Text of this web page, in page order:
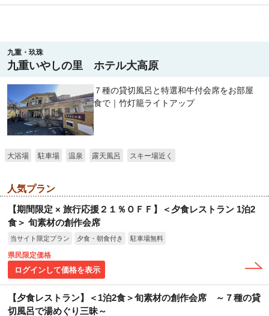
九重・玖珠
九重いやしの里 ホテル大高原
７種の貸切風呂と特選和牛付会席をお部屋
食で｜竹灯籠ライトアップ
大浴場 駐車場 温泉 露天風呂 スキー場近く
人気プラン
【期間限定 × 旅行応援２１％ＯＦＦ】＜夕食レストラン 1泊2
食＞ 旬素材の創作会席
当サイト限定プラン 夕食・朝食付き 駐車場無料
県民限定価格
ログインして価格を表示
【夕食レストラン】＜1泊2食＞旬素材の創作会席 ～７種の貸
切風呂で湯めぐり三昧～